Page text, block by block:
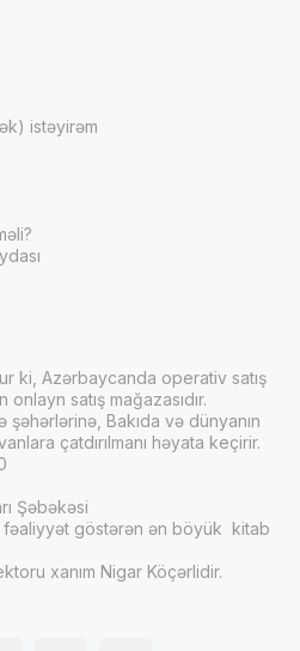
istəyirəm
ki, Azərbaycanda operativ satış
satış mağazasıdır.
Bakıda və dünyanın
çatdırılmanı həyata keçirir.
Şəbəkəsi
göstərən ən böyük kitab
xanım Nigar Köçərlidir.